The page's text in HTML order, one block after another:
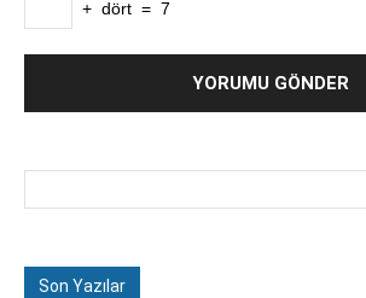
+ dört = 7
Son Yazılar